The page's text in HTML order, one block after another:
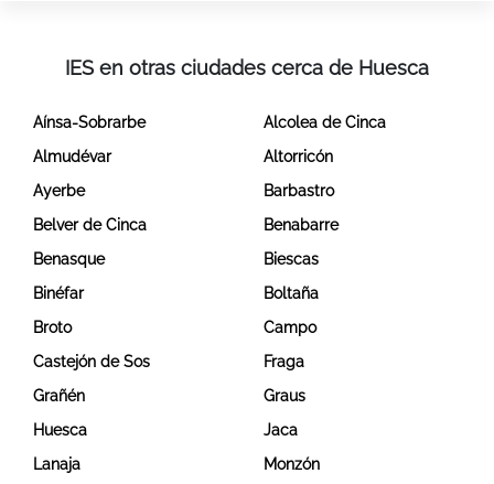
IES en otras ciudades cerca de Huesca
Aínsa-Sobrarbe
Alcolea de Cinca
Almudévar
Altorricón
Ayerbe
Barbastro
Belver de Cinca
Benabarre
Benasque
Biescas
Binéfar
Boltaña
Broto
Campo
Castejón de Sos
Fraga
Grañén
Graus
Huesca
Jaca
Lanaja
Monzón